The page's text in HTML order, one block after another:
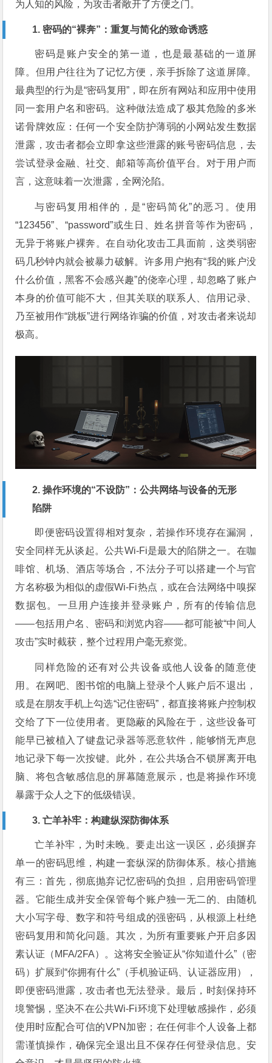
为人知的风险，为攻击者敞开了方便之门。
1. 密码的“裸奔”：重复与简化的致命诱惑
密码是账户安全的第一道，也是最基础的一道屏
障。但用户往往为了记忆方便，亲手拆除了这道屏障。
最典型的行为是“密码复用”，即在所有网站和应用中使用
同一套用户名和密码。这种做法造成了极其危险的多米
诺骨牌效应：任何一个安全防护薄弱的小网站发生数据
泄露，攻击者都会立即拿这些泄露的账号密码信息，去
尝试登录金融、社交、邮箱等高价值平台。对于用户而
言，这意味着一次泄露，全网沦陷。
与密码复用相伴的，是“密码简化”的恶习。使用
“123456”、“password”或生日、姓名拼音等作为密码，
无异于将账户裸奔。在自动化攻击工具面前，这类弱密
码几秒钟内就会被暴力破解。许多用户抱有“我的账户没
什么价值，黑客不会感兴趣”的侥幸心理，却忽略了账户
本身的价值可能不大，但其关联的联系人、信用记录、
乃至被用作“跳板”进行网络诈骗的价值，对攻击者来说却
极高。
2. 操作环境的“不设防”：公共网络与设备的无形
陷阱
即便密码设置得相对复杂，若操作环境存在漏洞，
安全同样无从谈起。公共Wi-Fi是最大的陷阱之一。在咖
啡馆、机场、酒店等场合，不法分子可以搭建一个与官
方名称极为相似的虚假Wi-Fi热点，或在合法网络中嗅探
数据包。一旦用户连接并登录账户，所有的传输信息
——包括用户名、密码和浏览内容——都可能被“中间人
攻击”实时截获，整个过程用户毫无察觉。
同样危险的还有对公共设备或他人设备的随意使
用。在网吧、图书馆的电脑上登录个人账户后不退出，
或是在朋友手机上勾选“记住密码”，都直接将账户控制权
交给了下一位使用者。更隐蔽的风险在于，这些设备可
能早已被植入了键盘记录器等恶意软件，能够悄无声息
地记录下每一次按键。此外，在公共场合不锁屏离开电
脑、将包含敏感信息的屏幕随意展示，也是将操作环境
暴露于众人之下的低级错误。
3. 亡羊补牢：构建纵深防御体系
亡羊补牢，为时未晚。要走出这一误区，必须摒弃
单一的密码思维，构建一套纵深的防御体系。核心措施
有三：首先，彻底抛弃记忆密码的负担，启用密码管理
器。它能生成并安全保管每个账户独一无二的、由随机
大小写字母、数字和符号组成的强密码，从根源上杜绝
密码复用和简化问题。其次，为所有重要账户开启多因
素认证（MFA/2FA）。这将安全验证从“你知道什么”（密
码）扩展到“你拥有什么”（手机验证码、认证器应用），
即便密码泄露，攻击者也无法登录。最后，时刻保持环
境警惕，坚决不在公共Wi-Fi环境下处理敏感操作，必须
使用时应配合可信的VPN加密；在任何非个人设备上都
需谨慎操作，确保完全退出且不保存任何登录信息。安